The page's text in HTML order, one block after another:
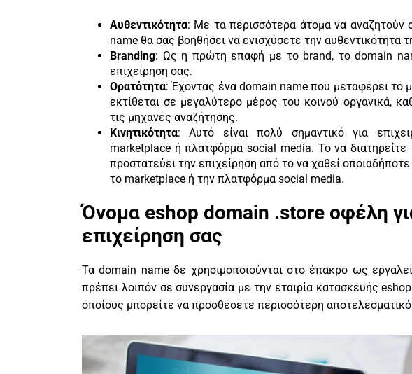
Αυθεντικότητα: Με τα περισσότερα άτομα να αναζητούν
name θα σας βοηθήσει να ενισχύσετε την αυθεντικότητα
Branding: Ως η πρώτη επαφή με το brand, το domain
επιχείρηση σας.
Ορατότητα: Έχοντας ένα domain name που μεταφέρει το
εκτίθεται σε μεγαλύτερο μέρος του κοινού οργανικά,
τις μηχανές αναζήτησης.
Κινητικότητα: Αυτό είναι πολύ σημαντικό για
marketplace ή πλατφόρμα social media. Το να
προστατεύει την επιχείρηση από το να χαθεί
το marketplace ή την πλατφόρμα social media.
Όνομα eshop domain .store οφέλη
επιχείρηση σας
Τα domain name δε χρησιμοποιούνται στο έπακρο ως
πρέπει λοιπόν σε συνεργασία με την εταιρία κατασκευής
οποίους μπορείτε να προσθέσετε περισσότερη